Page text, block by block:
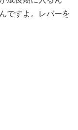
ですよ。レバーを